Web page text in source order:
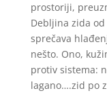
prostoriji,
Debljina zida
sprečava
nešto. Ono,
protiv sistema:
lagano….zid po